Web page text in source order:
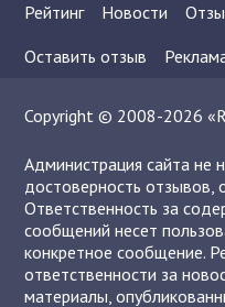
Рейтинг Новости
Оставить отзыв
Copyright © 2008-2026
Администрация сайта не
достоверность отзывов,
Ответственность за
сообщений несет
конкретное сообщение.
ответственности за
материалы,